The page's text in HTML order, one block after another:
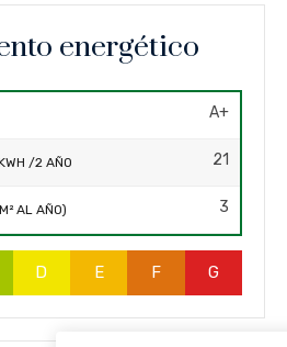
energético
A+
/2 AÑO 21
AL AÑO) 3
D E F G